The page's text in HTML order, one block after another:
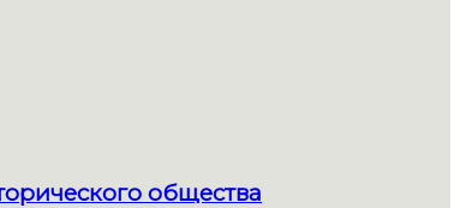
общества